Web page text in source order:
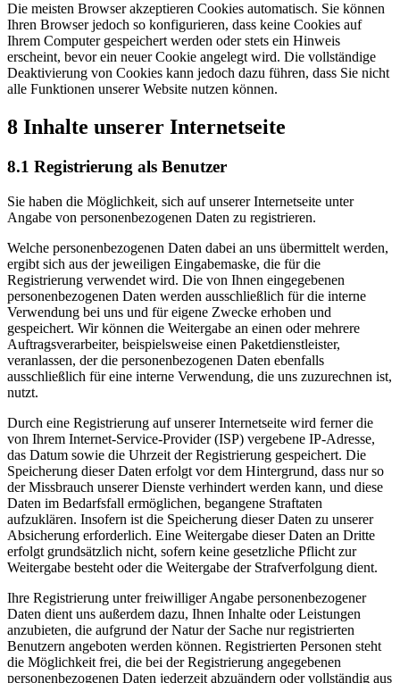
Die meisten Browser akzeptieren Cookies automatisch. Sie können
Ihren Browser jedoch so konfigurieren, dass keine Cookies auf
Ihrem Computer gespeichert werden oder stets ein Hinweis
erscheint, bevor ein neuer Cookie angelegt wird. Die vollständige
Deaktivierung von Cookies kann jedoch dazu führen, dass Sie nicht
alle Funktionen unserer Website nutzen können.
8 Inhalte unserer Internetseite
8.1 Registrierung als Benutzer
Sie haben die Möglichkeit, sich auf unserer Internetseite unter
Angabe von personenbezogenen Daten zu registrieren.
Welche personenbezogenen Daten dabei an uns übermittelt werden,
ergibt sich aus der jeweiligen Eingabemaske, die für die
Registrierung verwendet wird. Die von Ihnen eingegebenen
personenbezogenen Daten werden ausschließlich für die interne
Verwendung bei uns und für eigene Zwecke erhoben und
gespeichert. Wir können die Weitergabe an einen oder mehrere
Auftragsverarbeiter, beispielsweise einen Paketdienstleister,
veranlassen, der die personenbezogenen Daten ebenfalls
ausschließlich für eine interne Verwendung, die uns zuzurechnen ist,
nutzt.
Durch eine Registrierung auf unserer Internetseite wird ferner die
von Ihrem Internet-Service-Provider (ISP) vergebene IP-Adresse,
das Datum sowie die Uhrzeit der Registrierung gespeichert. Die
Speicherung dieser Daten erfolgt vor dem Hintergrund, dass nur so
der Missbrauch unserer Dienste verhindert werden kann, und diese
Daten im Bedarfsfall ermöglichen, begangene Straftaten
aufzuklären. Insofern ist die Speicherung dieser Daten zu unserer
Absicherung erforderlich. Eine Weitergabe dieser Daten an Dritte
erfolgt grundsätzlich nicht, sofern keine gesetzliche Pflicht zur
Weitergabe besteht oder die Weitergabe der Strafverfolgung dient.
Ihre Registrierung unter freiwilliger Angabe personenbezogener
Daten dient uns außerdem dazu, Ihnen Inhalte oder Leistungen
anzubieten, die aufgrund der Natur der Sache nur registrierten
Benutzern angeboten werden können. Registrierten Personen steht
die Möglichkeit frei, die bei der Registrierung angegebenen
personenbezogenen Daten jederzeit abzuändern oder vollständig aus